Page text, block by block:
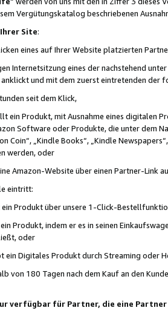
Vergütungskatalog beschriebenen
Site:
eines auf Ihrer Website platzierten
Internetsitzung eines der nachstehend
und mit dem zuerst eintretenden der
seit dem Klick,
ein Produkt, mit Ausnahme eines digitalen
Software oder Produkte, die unter dem
Coin“, „Kindle Books“, „Kindle
werden, oder
Amazon-Website über einen Partner-Link
eintritt:
Produkt über unsere 1-Click-
Produkt, indem er es in seinen
oder
ein Digitales Produkt durch Streaming oder
von 180 Tagen nach dem Kauf an den
verfügbar für Partner, die eine